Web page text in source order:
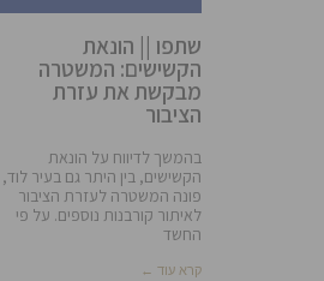
שתפו || הונאת
הקשישים: המשטרה
מבקשת את עזרת
הציבור
בהמשך לדיווח על הונאת
הקשישים, בין היתר גם בעיר לוד,
פונה המשטרה לעזרת הציבור
לאיתור קורבנות נוספים. על פי
החשד
קרא עוד ←